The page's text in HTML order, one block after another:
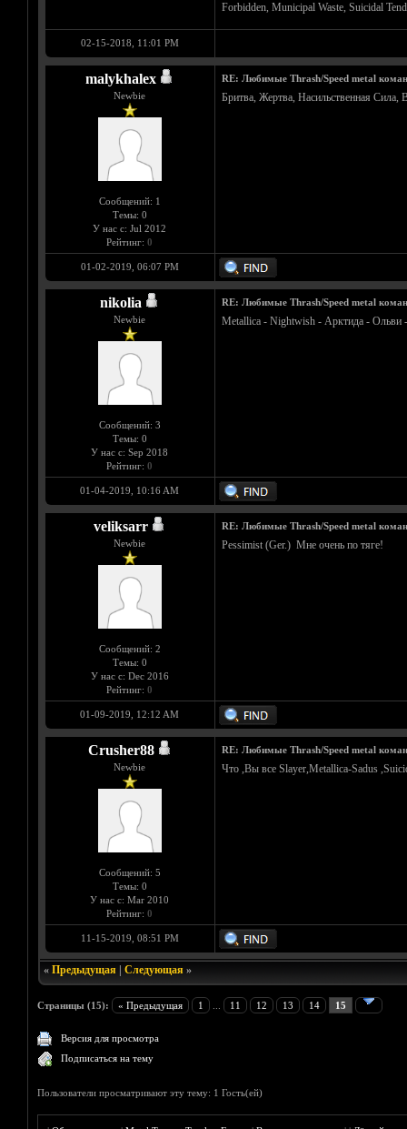
Forbidden, Municipal Waste, Suicidal
02-15-2018, 11:01 PM
malykhalex
Newbie
Сообщений: 1
Темы: 0
У нас с: Jul 2012
Рейтинг: 0
RE: Любимые Thrash/Speed metal
Бритва, Жертва, Насильственная Сила,
01-02-2019, 06:07 PM
nikolia
Newbie
Сообщений: 3
Темы: 0
У нас с: Sep 2018
Рейтинг: 0
RE: Любимые Thrash/Speed metal
Metallica - Nightwish - Арктида - Ольви
01-04-2019, 10:16 AM
veliksarr
Newbie
Сообщений: 2
Темы: 0
У нас с: Dec 2016
Рейтинг: 0
RE: Любимые Thrash/Speed metal
Pessimist (Ger.) Мне очень по тяге!
01-09-2019, 12:12 AM
Crusher88
Newbie
Сообщений: 5
Темы: 0
У нас с: Mar 2010
Рейтинг: 0
RE: Любимые Thrash/Speed metal
Что ,Вы все Slayer,Metallica-Sadus
11-15-2019, 08:51 PM
« Предыдущая| Следующая»
Страницы (15): « Предыдущая 1 11 12 13 14 15
Версия для просмотра
Подписаться на тему
Пользователи просматривают эту тему: 1 Гость(ей)